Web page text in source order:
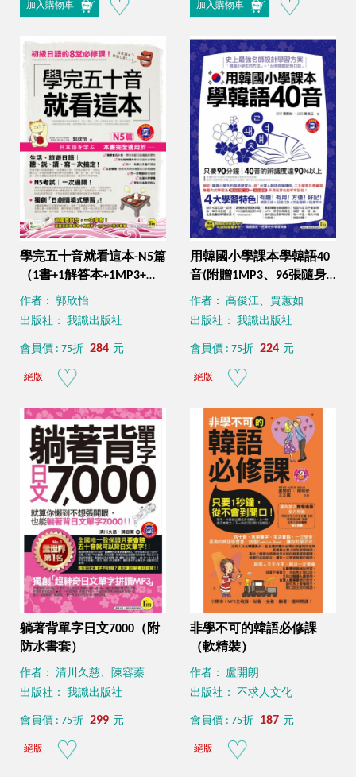
加入購物車 加入購物車
學完五十音就看這本-N5篇
（1書+1解答本+1MP3+防
水書套）
作者： 郭欣怡
出版社： 我識出版社
會員價 : 75折 284 元
絕版
用韓國小學課本學韓語40
音(附贈1MP3、96張隨身
字卡)
作者： 高俊江、賈蕙如
出版社： 我識出版社
會員價 : 75折 224 元
絕版
躺著背單字日文7000（附
防水書套）
作者： 清川久慈、陳容蓁
出版社： 我識出版社
會員價 : 75折 299 元
絕版
非學不可的韓語必修課
（軟精裝）
作者： 盧開朗
出版社： 不求人文化
會員價 : 75折 187 元
絕版